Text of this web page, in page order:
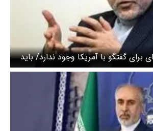
برای گفتگو با آمریکا وجود ندارد/ باید
سیاست‌های خود را چگونه تنظیم